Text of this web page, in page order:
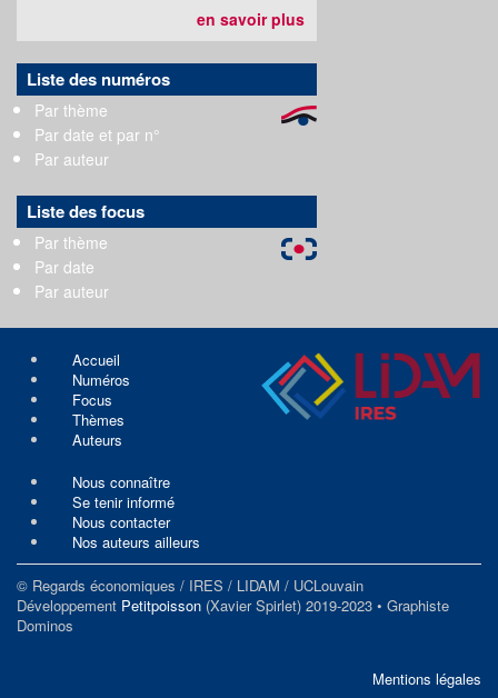
en savoir plus
Liste des numéros
Par thème
Par date et par n°
Par auteur
Liste des focus
Par thème
Par date
Par auteur
Accueil
Numéros
Focus
Thèmes
Auteurs
Nous connaître
Se tenir informé
Nous contacter
Nos auteurs ailleurs
© Regards économiques / IRES / LIDAM / UCLouvain
Développement Petitpoisson (Xavier Spirlet) 2019-2023 • Graphiste
Dominos
Mentions légales